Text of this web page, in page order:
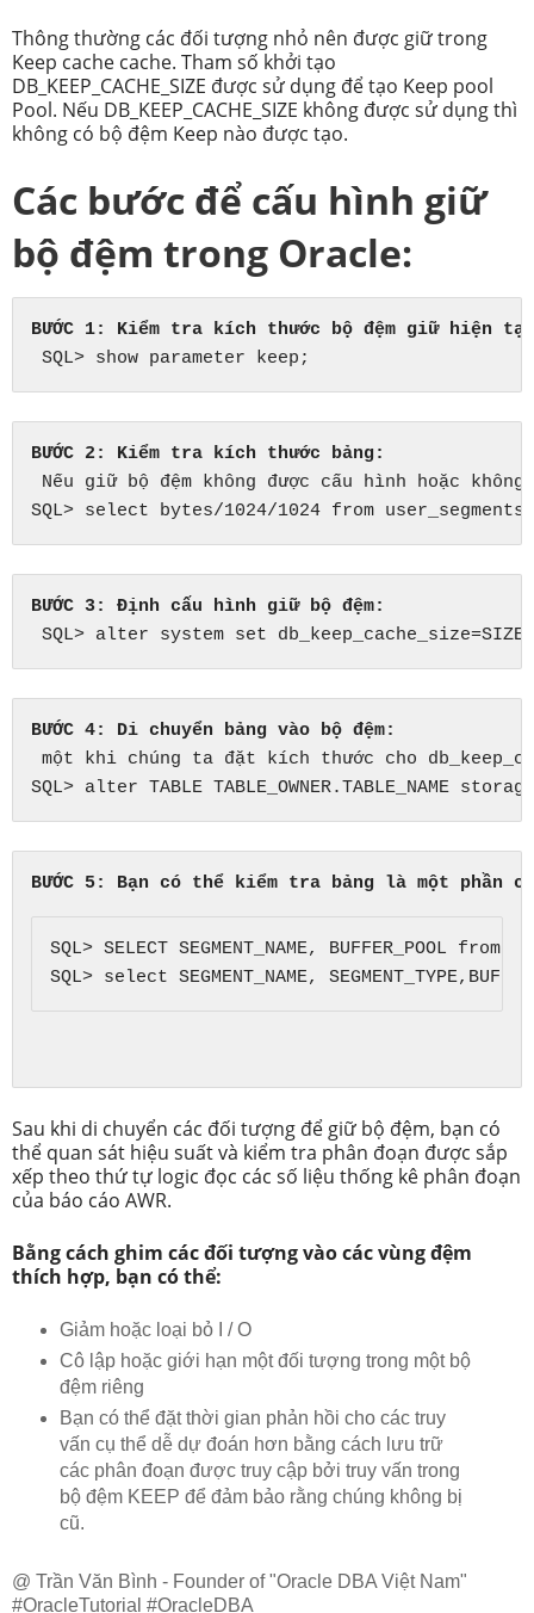
Thông thường các đối tượng nhỏ nên được giữ trong
Keep cache cache. Tham số khởi tạo
DB_KEEP_CACHE_SIZE được sử dụng để tạo Keep pool
Pool. Nếu DB_KEEP_CACHE_SIZE không được sử dụng thì
không có bộ đệm Keep nào được tạo.
Các bước để cấu hình giữ
bộ đệm trong Oracle:
BƯỚC 1: Kiểm tra kích thước bộ đệm giữ hiện
SQL> show parameter keep;
BƯỚC 2: Kiểm tra kích thước bảng:
Nếu giữ bộ đệm không được cấu hình hoặc
SQL> select bytes/1024/1024 from user_segments
BƯỚC 3: Định cấu hình giữ bộ đệm:
SQL> alter system set
BƯỚC 4: Di chuyển bảng vào bộ đệm:
một khi chúng ta đặt kích thước cho
SQL> alter TABLE TABLE_OWNER.TABLE_NAME
BƯỚC 5: Bạn có thể kiểm tra bảng là một phần
SQL> SELECT SEGMENT_NAME, BUFFER_POOL from
SQL> select SEGMENT_NAME,
Sau khi di chuyển các đối tượng để giữ bộ đệm, bạn có
thể quan sát hiệu suất và kiểm tra phân đoạn được sắp
xếp theo thứ tự logic đọc các số liệu thống kê phân đoạn
của báo cáo AWR.
Bằng cách ghim các đối tượng vào các vùng đệm
thích hợp, bạn có thể:
Giảm hoặc loại bỏ I / O
Cô lập hoặc giới hạn một đối tượng trong một bộ
đệm riêng
Bạn có thể đặt thời gian phản hồi cho các truy
vấn cụ thể dễ dự đoán hơn bằng cách lưu trữ
các phân đoạn được truy cập bởi truy vấn trong
bộ đệm KEEP để đảm bảo rằng chúng không bị
cũ.
@ Trần Văn Bình - Founder of "Oracle DBA Việt Nam"
#OracleTutorial #OracleDBA